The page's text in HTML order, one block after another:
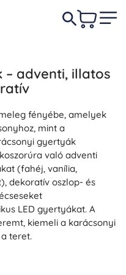
adventi, illatos
fényébe, amelyek
mint a
gyertyák
való adventi
(fahéj, vanília,
dekoratív oszlop- és
LED gyertyákat. A
kiemeli a karácsonyi
teret.
hagyományos
méhviasz. Minőségi